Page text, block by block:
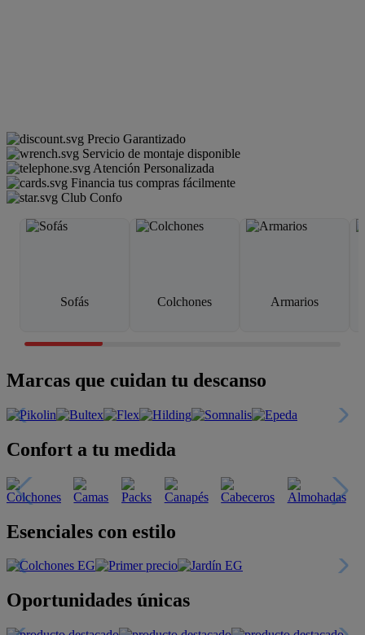
Precio Garantizado
Servicio de montaje disponible
Atención Personalizada
Financia tus compras fácilmente
Club Confo
Sofás Colchones Armarios
Marcas que cuidan tu descanso
Confort a tu medida
Esenciales con estilo
Oportunidades únicas